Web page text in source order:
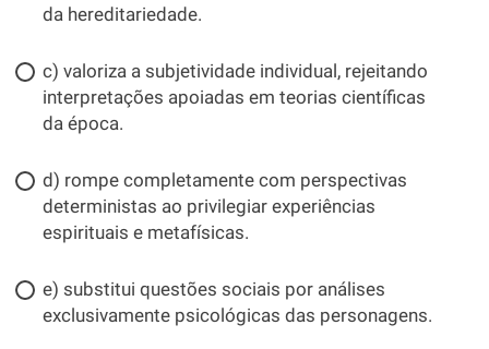
da hereditariedade.
c) valoriza a subjetividade individual, rejeitando
interpretações apoiadas em teorias científicas
da época.
d) rompe completamente com perspectivas
deterministas ao privilegiar experiências
espirituais e metafísicas.
e) substitui questões sociais por análises
exclusivamente psicológicas das personagens.